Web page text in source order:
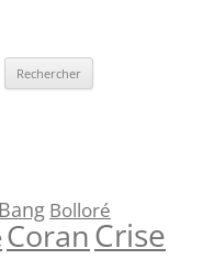
Bolloré
CoranCrise